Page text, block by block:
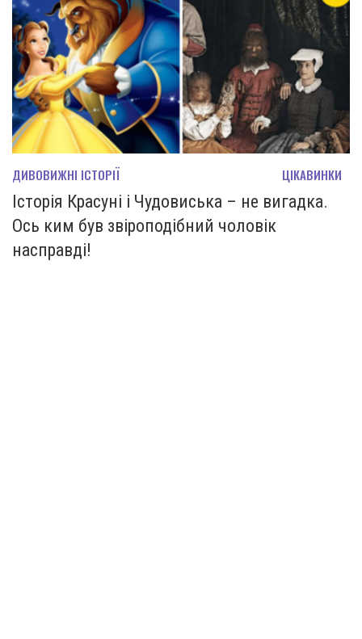
ДИВОВИЖНІ ІСТОРІЇ ЦІКАВИНКИ
Історія Красуні і Чудовиська – не вигадка.
Ось ким був звіроподібний чоловік
насправді!